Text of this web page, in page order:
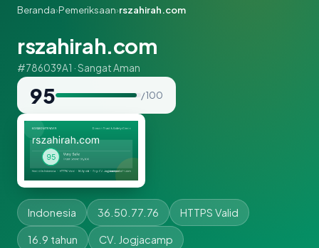
Beranda›Pemeriksaan›rszahirah.com
rszahirah.com
#786039A1 · Sangat Aman
95 / 100
Indonesia 36.50.77.76 HTTPS Valid
16.9 tahun CV. Jogjacamp